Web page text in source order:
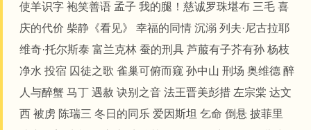
使羊识字 袍笑善语 孟子 我的腿！ ​​​​慈诚罗珠堪布 三毛 喜
庆的代价 柴静《看见》 幸福的同情 沉溺 列夫·尼古拉耶
维奇·托尔斯泰 富兰克林 蚕的刑具 芦菔有子芥有孙 杨枝
净水 投宿 囚徒之歌 雀巢可俯而窥 孙中山 刑场 奥维德 醉
人与醉蟹 马丁 遇赦 诀别之音 法王晋美彭措 左宗棠 达文
西 被虏 陈瑞三 冬日的同乐 爱因斯坦 乞命 倒悬 披菲里